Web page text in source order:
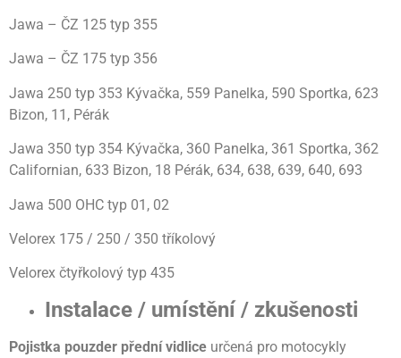
Jawa – ČZ 125 typ 355
Jawa – ČZ 175 typ 356
Jawa 250 typ 353 Kývačka, 559 Panelka, 590 Sportka, 623
Bizon, 11, Pérák
Jawa 350 typ 354 Kývačka, 360 Panelka, 361 Sportka, 362
Californian, 633 Bizon, 18 Pérák, 634, 638, 639, 640, 693
Jawa 500 OHC typ 01, 02
Velorex 175 / 250 / 350 tříkolový
Velorex čtyřkolový typ 435
Instalace / umístění / zkušenosti
Pojistka pouzder přední vidlice určená pro motocykly